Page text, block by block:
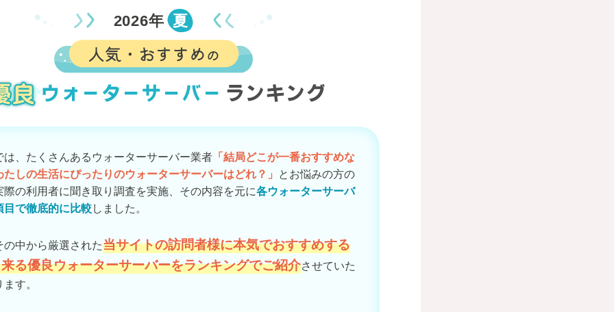
2026年 夏
は、たくさんあるウォーターサーバー業者 「結局どこが一番おすすめな
たしの生活にぴったりのウォーターサーバーはどれ？」
とお悩みの方の
際の利用者に聞き取り調査を実施、その内容を元に各ウォーターサーバ
目で徹底的に比較しました。
の中から厳選された当サイトの訪問者様に本気でおすすめする
る優良ウォーターサーバーをランキングでご紹介させていた
す。